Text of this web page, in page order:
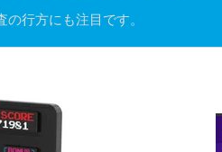
行方にも注目です。